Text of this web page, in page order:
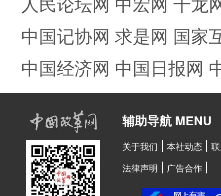
中国记协网 求是网 国家
中国经济网 中国日报网
辅助导航 MENU
关于我们 本社动态
法律声明
广告合作